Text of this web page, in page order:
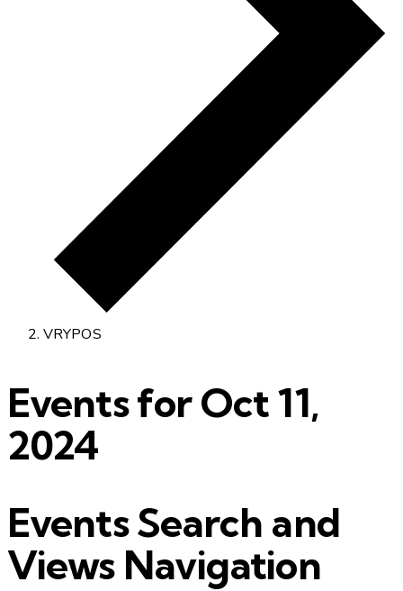
VRYPOS
Events for Oct 11,
2024
Events Search and
Views Navigation